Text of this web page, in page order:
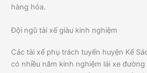
hàng hóa.
Đội ngũ tài xế giàu kinh nghiệm
Các tài xế phụ trách tuyến huyện Kế
có nhiều năm kinh nghiệm lái xe đường